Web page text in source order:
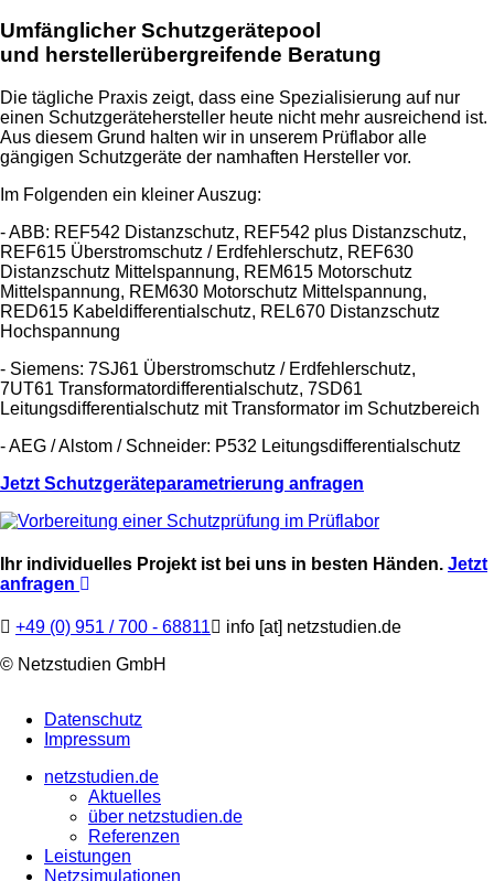
UmfänglicherSchutzgerätepool
und herstellerübergreifende Beratung
Die tägliche Praxis zeigt, dass eine Spezialisierung auf nur
einen Schutzgerätehersteller heute nicht mehr ausreichend ist.
Aus diesem Grund halten wir in unserem Prüflabor alle
gängigen Schutzgeräte der namhaften Hersteller vor.
Im Folgenden ein kleiner Auszug:
- ABB: REF542 Distanzschutz, REF542 plus Distanzschutz,
REF615 Überstromschutz / Erdfehlerschutz, REF630
Distanzschutz Mittelspannung, REM615 Motorschutz
Mittelspannung, REM630 Motorschutz Mittelspannung,
RED615 Kabeldifferentialschutz, REL670 Distanzschutz
Hochspannung
- Siemens: 7SJ61 Überstromschutz / Erdfehlerschutz,
7UT61 Transformatordifferentialschutz, 7SD61
Leitungsdifferentialschutz mit Transformator im Schutzbereich
- AEG / Alstom / Schneider: P532 Leitungsdifferentialschutz
Jetzt Schutzgeräteparametrierung anfragen
Ihr individuelles Projekt ist bei uns in besten Händen. Jetzt
anfragen
+49 (0) 951 / 700 - 68811 info [at] netzstudien.de
© Netzstudien GmbH
Datenschutz
Impressum
netzstudien.de
Aktuelles
über netzstudien.de
Referenzen
Leistungen
Netzsimulationen